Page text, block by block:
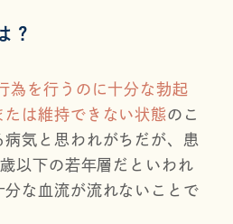
？
為を行うのに十分な勃起
は維持できない状態のこ
病気と思われがちだが、患
以下の若年層だといわれ
分な血流が流れないことで